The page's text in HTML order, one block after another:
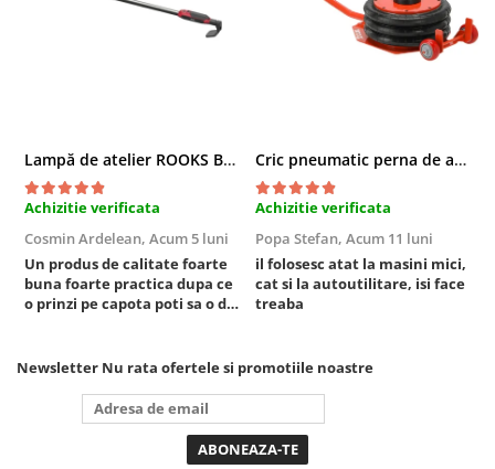
Lampă de atelier ROOKS B2 HYBRID pentru capotă, 2000 lumeni, 5000 mAh
Achizitie verificata
Cosmin Ardelean, Acum 5 luni
Un produs de calitate foarte
buna foarte practica dupa ce
o prinzi pe capota poti sa o dai
puternica si de la baterie care
bagi la priza nu mai ai treaba
toata ziua ,ce...
Cric pneumatic perna de aer cu inaltator 6T
Achizitie verificata
Popa Stefan, Acum 11 luni
il folosesc atat la masini mici,
cat si la autoutilitare, isi face
treaba
Newsletter Nu rata ofertele si promotiile noastre